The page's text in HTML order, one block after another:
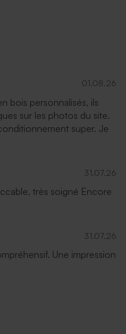
blanche
01.08.26
bois personnalisés, ils
sur les photos du site.
super. Je
31.07.26
très soigné Encore
31.07.26
Une impression